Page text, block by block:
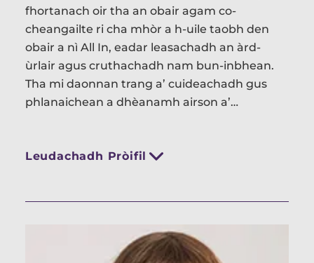
fhortanach oir tha an obair agam co-
cheangailte ri cha mhòr a h-uile taobh den
obair a nì All In, eadar leasachadh an àrd-
ùrlair agus cruthachadh nam bun-inbhean.
Tha mi daonnan trang a’ cuideachadh gus
phlanaichean a dhèanamh airson a’
dèanamh cinnteach gu bheil clàran-ama a’
Leudachadh Pròifil